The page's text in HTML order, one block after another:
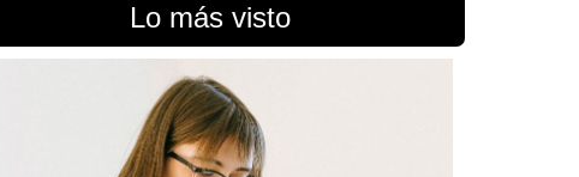
Lo más visto